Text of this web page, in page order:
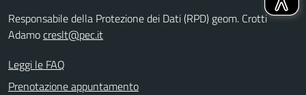
Responsabile della Protezione dei Dati (RPD) geom. Crotti
Adamocreslt@pec.it
Leggi le FAQ
Prenotazione appuntamento